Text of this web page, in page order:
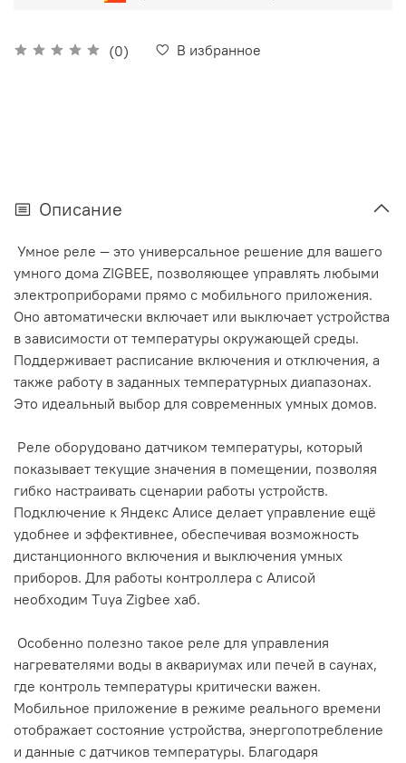
(0) В избранное
Описание
Умное реле — это универсальное решение для вашего
умного дома ZIGBEE, позволяющее управлять любыми
электроприборами прямо с мобильного приложения.
Оно автоматически включает или выключает устройства
в зависимости от температуры окружающей среды.
Поддерживает расписание включения и отключения, а
также работу в заданных температурных диапазонах.
Это идеальный выбор для современных умных домов.
Реле оборудовано датчиком температуры, который
показывает текущие значения в помещении, позволяя
гибко настраивать сценарии работы устройств.
Подключение к Яндекс Алисе делает управление ещё
удобнее и эффективнее, обеспечивая возможность
дистанционного включения и выключения умных
приборов. Для работы контроллера с Алисой
необходим Тuya Zigbee хаб.
Особенно полезно такое реле для управления
нагревателями воды в аквариумах или печей в саунах,
где контроль температуры критически важен.
Мобильное приложение в режиме реального времени
отображает состояние устройства, энергопотребление
и данные с датчиков температуры. Благодаря